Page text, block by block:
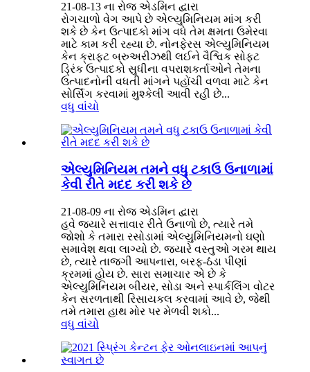
21-08-13 ના રોજ એડમિન દ્વારા
રોગચાળો વેગ આપે છે એલ્યુમિનિયમ માંગ કરી
શકે છે કેન ઉત્પાદકો માંગ વધે તેમ ક્ષમતા ઉમેરવા
માટે કામ કરી રહ્યા છે. નોનફેરસ એલ્યુમિનિયમ
કેન ક્રાફ્ટ બ્રુઅરીઝથી લઈને વૈશ્વિક સોફ્ટ
ડ્રિંક ઉત્પાદકો સુધીના વપરાશકર્તાઓને તેમના
ઉત્પાદનોની વધતી માંગને પહોંચી વળવા માટે કેન
સોર્સિંગ કરવામાં મુશ્કેલી આવી રહી છે...
વધુ વાંચો
એલ્યુમિનિયમ તમને વધુ ટકાઉ ઉનાળામાં
કેવી રીતે મદદ કરી શકે છે
21-08-09 ના રોજ એડમિન દ્વારા
હવે જ્યારે સત્તાવાર રીતે ઉનાળો છે, ત્યારે તમે
જોશો કે તમારા રસોડામાં એલ્યુમિનિયમનો ઘણો
સમાવેશ થવા લાગ્યો છે. જ્યારે વસ્તુઓ ગરમ થાય
છે, ત્યારે તાજગી આપનારા, બરફ-ઠંડા પીણાં
ક્રમમાં હોય છે. સારા સમાચાર એ છે કે
એલ્યુમિનિયમ બીયર, સોડા અને સ્પાર્કલિંગ વોટર
કેન સરળતાથી રિસાયકલ કરવામાં આવે છે, જેથી
તમે તમારા હાથ મોર પર મેળવી શકો...
વધુ વાંચો